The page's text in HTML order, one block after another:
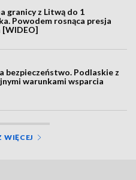
granicy z Litwą do 1
Powodem rosnąca presja
[WIDEO]
bezpieczeństwo. Podlaskie z
warunkami wsparcia
WIĘCEJ